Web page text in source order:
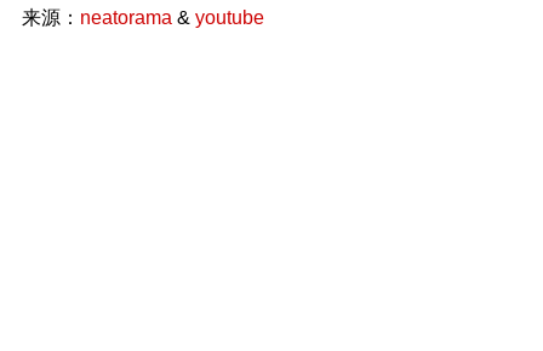
来源： neatorama & youtube